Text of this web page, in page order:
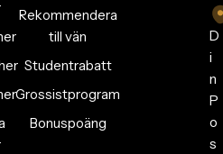
Rekommendera
till vän
Studentrabatt
Grossistprogram
Bonuspoäng
D
i
n
P
o
s